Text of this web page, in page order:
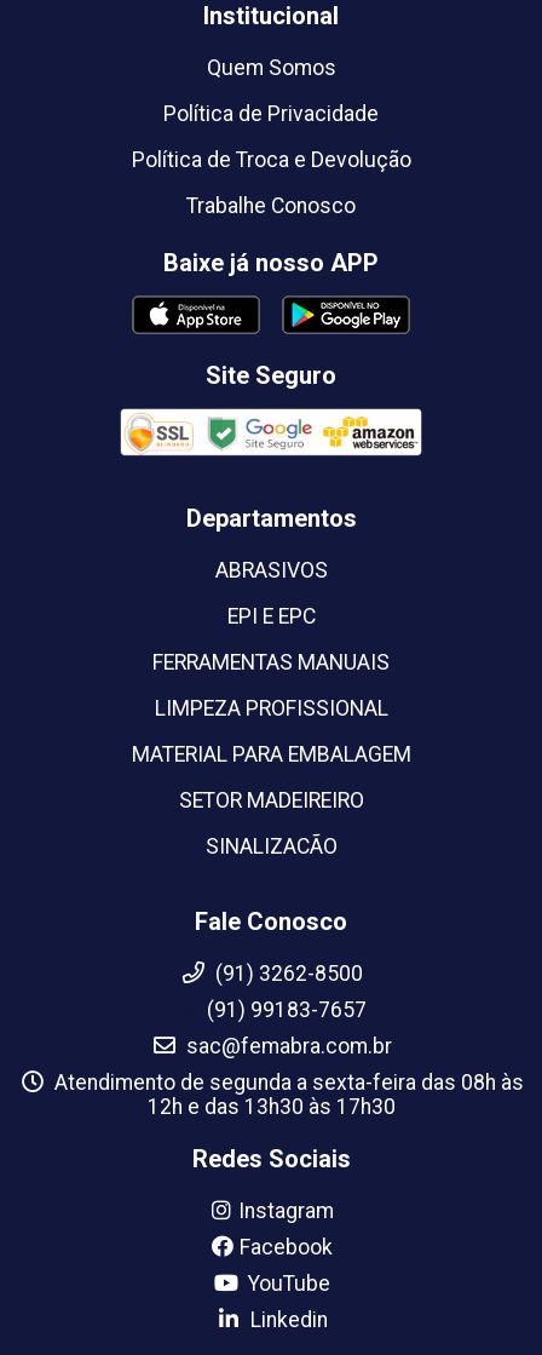
Institucional
Quem Somos
Política de Privacidade
Política de Troca e Devolução
Trabalhe Conosco
Baixe já nosso APP
Site Seguro
Departamentos
ABRASIVOS
EPI E EPC
FERRAMENTAS MANUAIS
LIMPEZA PROFISSIONAL
MATERIAL PARA EMBALAGEM
SETOR MADEIREIRO
SINALIZACÃO
Fale Conosco
(91) 3262-8500
(91) 99183-7657
sac@femabra.com.br
Atendimento de segunda a sexta-feira das 08h às
12h e das 13h30 às 17h30
Redes Sociais
Instagram
Facebook
YouTube
Linkedin